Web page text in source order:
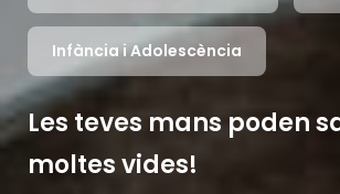
Infància i Adolescència
Les teves mans poden
moltes vides!